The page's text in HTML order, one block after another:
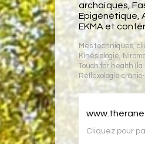
archaïques,
Epigénétique,
EKMA et
Mes techniques,
Kinésiologie,
Touch for health
Réflexologie
Cliquez pour